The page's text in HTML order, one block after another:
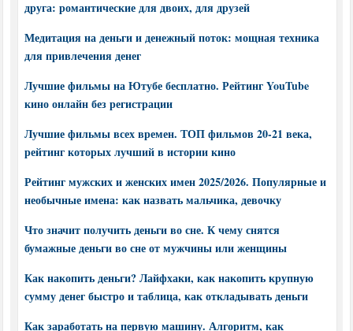
друга: романтические для двоих, для друзей
Медитация на деньги и денежный поток: мощная техника
для привлечения денег
Лучшие фильмы на Ютубе бесплатно. Рейтинг YouTube
кино онлайн без регистрации
Лучшие фильмы всех времен. ТОП фильмов 20-21 века,
рейтинг которых лучший в истории кино
Рейтинг мужских и женских имен 2025/2026. Популярные и
необычные имена: как назвать мальчика, девочку
Что значит получить деньги во сне. К чему снятся
бумажные деньги во сне от мужчины или женщины
Как накопить деньги? Лайфхаки, как накопить крупную
сумму денег быстро и таблица, как откладывать деньги
Как заработать на первую машину. Алгоритм, как